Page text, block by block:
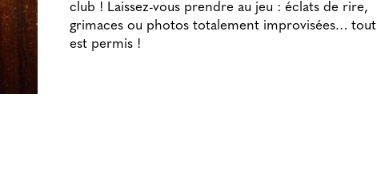
club ! Laissez-vous prendre au jeu : éclats de rire,
grimaces ou photos totalement improvisées… tout
est permis !